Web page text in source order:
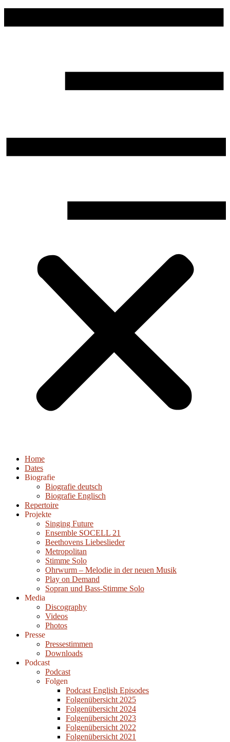
Home
Dates
Biografie
Biografie deutsch
Biografie Englisch
Repertoire
Projekte
Singing Future
Ensemble SOCELL 21
Beethovens Liebeslieder
Metropolitan
Stimme Solo
Ohrwurm – Melodie in der neuen Musik
Play on Demand
Sopran und Bass-Stimme Solo
Media
Discography
Videos
Photos
Presse
Pressestimmen
Downloads
Podcast
Podcast
Folgen
Podcast English Episodes
Folgenübersicht 2025
Folgenübersicht 2024
Folgenübersicht 2023
Folgenübersicht 2022
Folgenübersicht 2021